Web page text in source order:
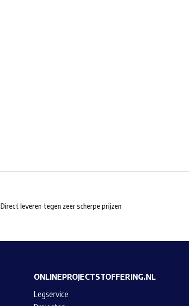
Direct leveren tegen zeer scherpe prijzen
ONLINEPROJECTSTOFFERING.NL
Legservice